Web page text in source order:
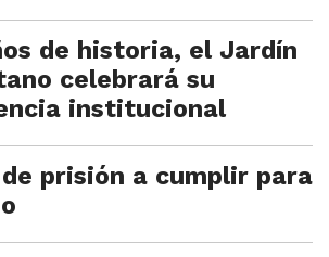
de historia, el Jardín
celebrará su
institucional
de prisión a cumplir para